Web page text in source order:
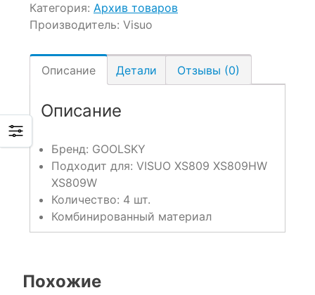
Категория: Архив товаров
Производитель: Visuo
Описание Детали Отзывы (0)
Описание
Бренд: GOOLSKY
Подходит для: VISUO XS809 XS809HW
XS809W
Количество: 4 шт.
Комбинированный материал
Похожие